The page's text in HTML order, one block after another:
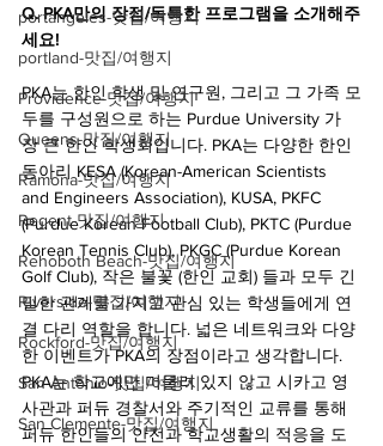
portangeles-맛집/여행지
portland-맛집/여행지
Providence-맛집/여행지
Queens-맛집/여행지
Ramona-맛집/여행지
Regent-맛집/여행지
Rehoboth Beach-맛집/여행지
Riverside-맛집/여행지
Rockford-맛집/여행지
San Antonio-맛집/여행지
San Clemente-맛집/여행지
Q. PKA만의 장점/독특한 프로그램을 소개해주
세요!
PKA는 한인 학생 및 연구원, 그리고 그 가족 모
두를 구성원으로 하는 Purdue University 가
장 큰 한인 학생회입니다. PKA는 다양한 한인
동아리 KESA (Korean-American Scientists
and Engineers Association), KUSA, PKFC
(Purdue Korean Football Club), PKTC (Purdue
Korean Tennis Club), PKGC (Purdue Korean
Golf Club), 작은 불꽃 (한인 교회) 들과 모두 긴
밀한 관계를 가지고 관심 있는 학생들에게 연
결 다리 역할을 합니다. 넓은 네트워크와 다양
한 이벤트가 PKA의 장점이라고 생각합니다.
PKA는 학교에만 머물러 있지 않고 시카고 영
사관과 퍼듀 경찰서와 주기적인 교류를 통해
퍼듀 한인들의 안전과 학교생활의 적응을 도